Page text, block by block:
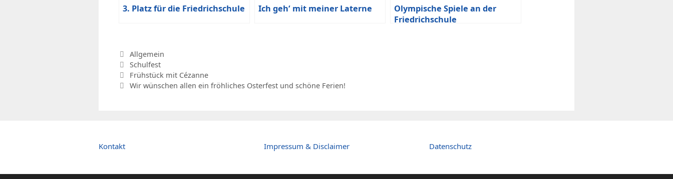
3. Platz für die Friedrichschule Ich geh‘ mit meiner Laterne
Olympische Spiele an der
Friedrichschule
Kategorien
Allgemein
Schlagwörter
Schulfest
Frühstück mit Cézanne
Wir wünschen allen ein fröhliches Osterfest und schöne Ferien!
Kontakt Impressum & Disclaimer Datenschutz